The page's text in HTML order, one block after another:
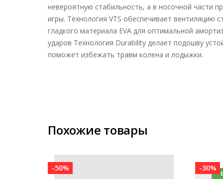
невероятную стабильность, а в носочной части
игры. Технология VTS обеспечивает вентиляцию
гладкого материала EVA для оптимальной
ударов Технология Durability делает подошву
поможет избежать травм колена и лодыжки.
Похожие товары
-50% -30%